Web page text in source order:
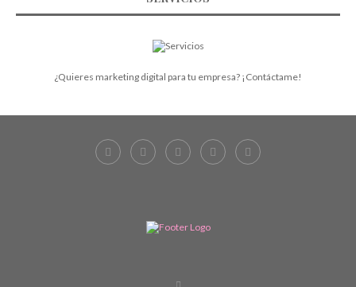
¿Quieres marketing digital para tu empresa? ¡Contáctame!